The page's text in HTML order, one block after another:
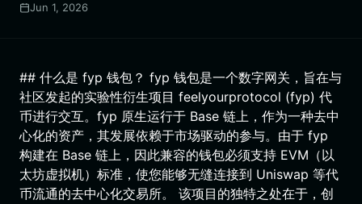
Jun 1, 2026
## 什么是 fyp 钱包？ fyp 钱包是一个数字网关，旨在与
社区发起的实验性衍生项目 feelyourprotocol (fyp) 代
币进行交互。fyp 原生运行于 Base 链上，作为一种去中
心化的资产，其发展依赖于市场驱动的参与。由于 fyp
构建在 Base 链上，因此兼容的钱包必须支持 EVM（以
太坊虚拟机）标准，使您能够无缝连接到 Uniswap 等代
币流通的去中心化交易所。 该项目的独特之处在于，创